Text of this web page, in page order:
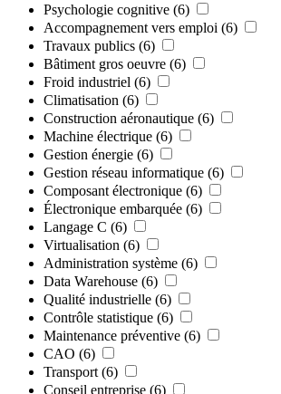
Psychologie cognitive (6)
Accompagnement vers emploi (6)
Travaux publics (6)
Bâtiment gros oeuvre (6)
Froid industriel (6)
Climatisation (6)
Construction aéronautique (6)
Machine électrique (6)
Gestion énergie (6)
Gestion réseau informatique (6)
Composant électronique (6)
Électronique embarquée (6)
Langage C (6)
Virtualisation (6)
Administration système (6)
Data Warehouse (6)
Qualité industrielle (6)
Contrôle statistique (6)
Maintenance préventive (6)
CAO (6)
Transport (6)
Conseil entreprise (6)